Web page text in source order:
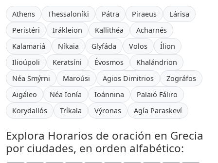
Athens Thessaloníki Pátra Piraeus
Lárisa
Peristéri
Irákleion Kallithéa
Acharnés
Kalamariá
Níkaia Glyfáda Volos
Ílion
Ilioúpoli
Keratsíni Évosmos
Khalándrion
Néa Smýrni
Maroúsi Agios Dimitrios
Zográfos
Aigáleo
Néa Ionía Ioánnina
Palaió Fáliro
Korydallós
Tríkala Výronas Agía Paraskeví
Explora Horarios de oración en Grecia
por ciudades, en orden alfabético: